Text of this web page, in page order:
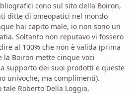
cono sul sito della Boiron,
ditte di omeopatici nel mondo
hai capito male, io non sono un
Soltanto non reputavo vi fossero
al 100% che non è valida (prima
la Boiron mette cinque voci
supporto dei suoi prodotti e queste
univoche, ma complimenti).
Roberto Della Loggia,